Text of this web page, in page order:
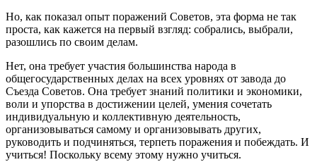
Но, как показал опыт поражений Советов, эта форма не так
проста, как кажется на первый взгляд: собрались, выбрали,
разошлись по своим делам.
Нет, она требует участия большинства народа в
общегосударственных делах на всех уровнях от завода до
Съезда Советов. Она требует знаний политики и экономики,
воли и упорства в достижении целей, умения сочетать
индивидуальную и коллективную деятельность,
организовываться самому и организовывать других,
руководить и подчиняться, терпеть поражения и побеждать. И
учиться! Поскольку всему этому нужно учиться.